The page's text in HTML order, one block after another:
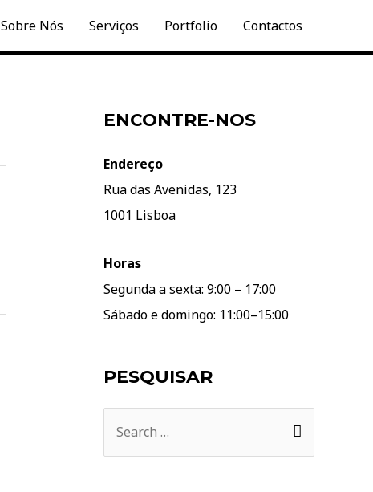
Sobre Nós Serviços Portfolio Contactos
ENCONTRE-NOS
Endereço
Rua das Avenidas, 123
1001 Lisboa
Horas
Segunda a sexta: 9:00 – 17:00
Sábado e domingo: 11:00–15:00
PESQUISAR